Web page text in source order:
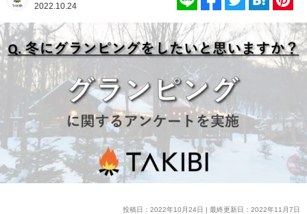
2022.10.24
投稿日：2022年10月24日 | 最終更新日：2022年11月7日